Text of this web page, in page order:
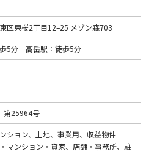
区東桜2丁目12–25 メゾン森703
5分 高岳駅：徒歩5分
第25964号
ション、土地、事業用、収益物件
マンション・貸家、店舗・事務所、駐